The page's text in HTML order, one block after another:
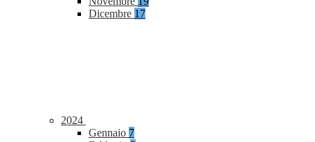
Dicembre 17
2024
Gennaio 7